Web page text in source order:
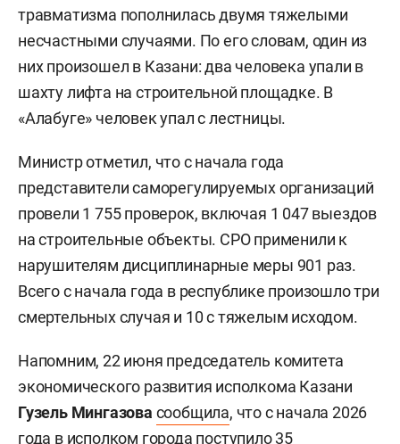
травматизма пополнилась двумя тяжелыми
несчастными случаями. По его словам, один из
них произошел в Казани: два человека упали в
шахту лифта на строительной площадке. В
«Алабуге» человек упал с лестницы.
Министр отметил, что с начала года
представители саморегулируемых организаций
провели 1 755 проверок, включая 1 047 выездов
на строительные объекты. СРО применили к
нарушителям дисциплинарные меры 901 раз.
Всего с начала года в республике произошло три
смертельных случая и 10 с тяжелым исходом.
Напомним, 22 июня председатель комитета
экономического развития исполкома Казани
Гузель Мингазова сообщила, что с начала 2026
года в исполком города поступило 35